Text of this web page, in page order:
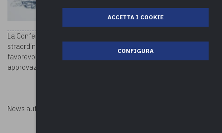
La Conferenza Stato-città ed autonomie locali, nella seduta
straordinaria di oggi 28 giugno 2022, ha espresso parere
favorevole al differimento al 31 luglio 2022 del termine di
approvazione del bilancio di previsione 2022-2024.
News autorizzata da
ACCETTA I COOKIE
CONFIGURA